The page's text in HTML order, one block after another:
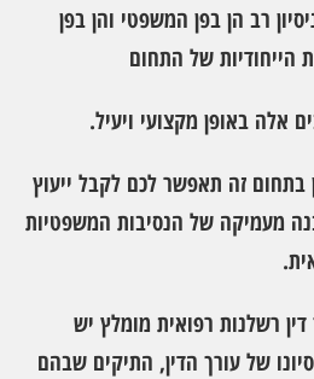
רב הן בפן המשפטי והן בפן
הייחודיות של התחום
אלה באופן מקצועי ויעיל.
בתחום זה תאפשר לכם לקבל ייעוץ
מעמיקה של הנסיבות המשפטיות
רשלנות רפואית מומלץ יש
של עורך הדין, התיקים שבהם